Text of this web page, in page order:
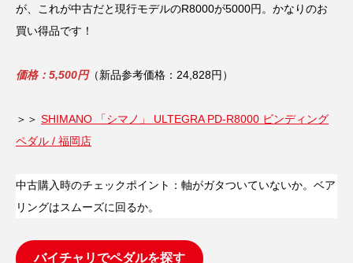
が、これが中古だと現行モデルのR8000が5000円。かなりのお
買い得品です！
価格：5,500円（新品参考価格：24,828円）
＞＞ SHIMANO 「シマノ」 ULTEGRA PD-R8000 ビンディング
ペダル / 福岡店
中古購入時のチェックポイント：軸がガタついていないか。ベア
リングはスムーズに回るか。
バイチャリでペダルを探す